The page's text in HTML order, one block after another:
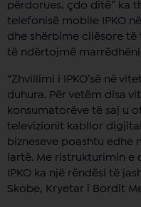
përdorues, çdo ditë” ka
telefonisë mobile IPKO
dhe shërbime cilësore të
të ndërtojmë
“Zhvillimi i IPKO’së në
duhura. Për vetëm disa
konsumatorëve të saj u
televizionit kabllor
bizneseve poashtu
lartë. Me ristrukturimin
IPKO ka një rëndësi të
Skobe, Kryetar i Bordit